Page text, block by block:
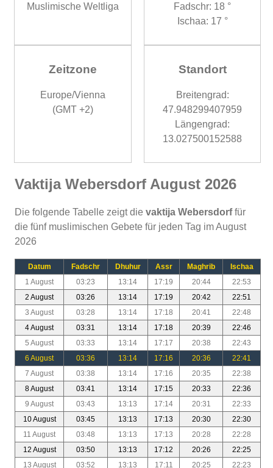
Muslimische Weltliga
Fadschr: 18 °
Ischaa: 17 °
Zeitzone
Europe/Vienna
(GMT +2)
Standort
Breitengrad:
47.948299407959
Längengrad:
13.027500152588
Vaktija Webersdorf August 2026
Die folgende Tabelle zeigt die vaktija Webersdorffür
die fünf muslimischen Gebete für jeden Tag im August
2026
Datum Fadschr Dhuhur Assr Maghrib
Ischaa
1 August
03:23 13:14 17:19 20:44
22:53
2 August
03:26 13:14 17:19 20:42
22:51
3 August
03:28 13:14 17:18 20:41
22:48
4 August
03:31 13:14 17:18 20:39
22:46
5 August
03:33 13:14 17:17 20:38
22:43
6 August
03:36 13:14 17:16 20:36
22:41
7 August
03:38 13:14 17:16 20:35
22:38
8 August
03:41 13:14 17:15 20:33
22:36
9 August
03:43 13:13 17:14 20:31
22:33
10 August
03:45 13:13 17:13 20:30
22:30
11 August
03:48 13:13 17:13 20:28
22:28
12 August
03:50 13:13 17:12 20:26
22:25
13 August
03:52 13:13 17:11 20:25 22:23